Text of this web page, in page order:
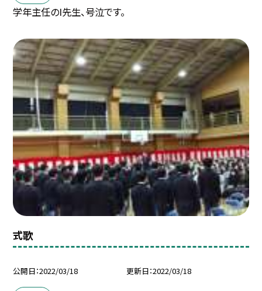
学年主任のI先生、号泣です。
式歌
公開日 2022/03/18 更新日 2022/03/18